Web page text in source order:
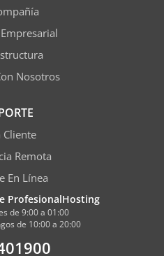
Nosotros
Cliente
Remota
En Línea
ProfesionalHosting
de 9:00 a 01:00
de 10:00 a 20:00